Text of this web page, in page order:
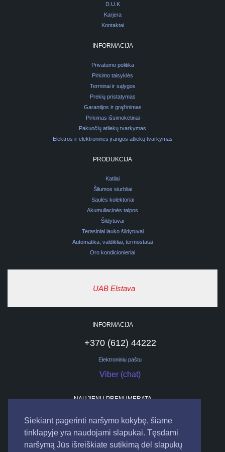
Siekiant pagerinti naršymo kokybę, šiame
tinklapyje yra naudojami slapukai. Tęsdami
naršymą Jūs išreiškiate sutikimą dėl slapukų
D.U.K
Karjera
Kontaktai
INFORMACIJA
Privatumo politika
Pirkimo taisyklės
Terminai ir sąlygos
Prekių pristatymas
Garantijos ir grąžinimas
Pirkimas išsimokėtinai
Pakuočių atliekų tvarkymas
Elektros ir elektroninės įrangos atliekų tvarkymas
PRODUKCIJA
Katilai
Šilumos siurbliai
Saulės kolektoriai
Akumuliacinės talpos
Šildytuvai
Terasiniai lauko šildytuvai
Automatika, valdikliai, termostatai
Oro kondicionieriai
UAB Elstava
INFORMACIJA
+370 (612) 44222
Elektroniniu paštu
Viber (chat)
NAUJIENŲ PRENUMERATA